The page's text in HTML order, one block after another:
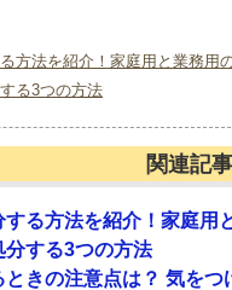
方法を紹介！家庭用と業務用
る3つの方法
関連記事
する方法を紹介！家庭用
分する3つの方法
きの注意点は？ 気をつ